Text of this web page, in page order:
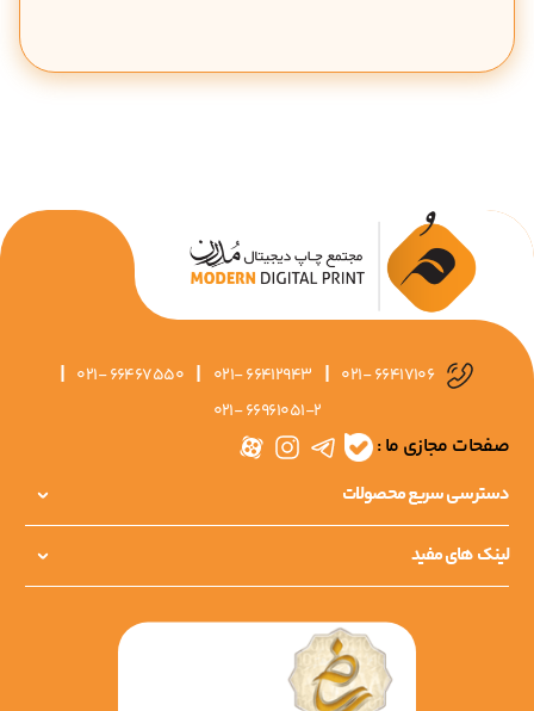
021- 66417106
|
021- 66412943
|
021- 66467550
|
021- 66961051-2
صفحات مجازی ما :
دسترسی سریع محصولات
لینک های مفید